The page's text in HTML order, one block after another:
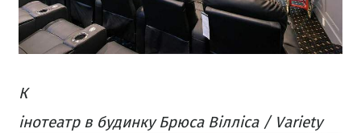
К
інотеатр в будинку Брюса Вілліса / Variety